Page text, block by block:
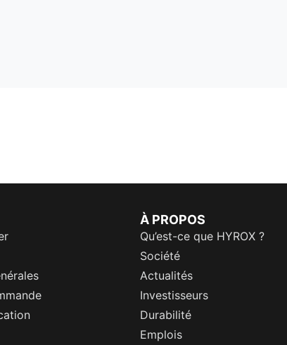
À PROPOS
Qu’est-ce que HYROX ?
Société
Actualités
Investisseurs
Durabilité
Emplois